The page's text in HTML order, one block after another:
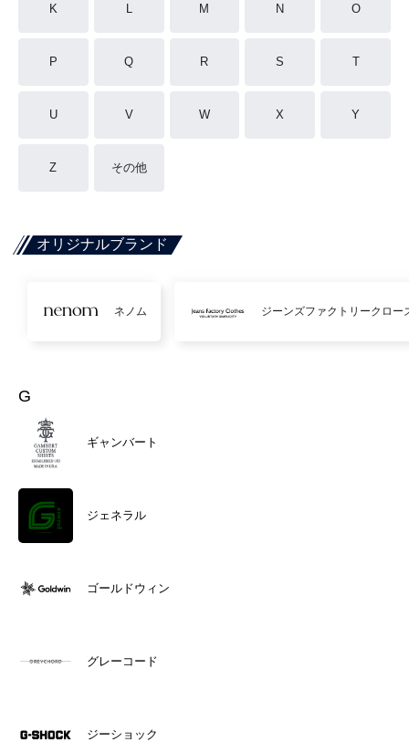
K L M N O
P Q R S T
U V W X Y
Z その他
オリジナルブランド
ネノム ジーンズファクトリークロー
G
ギャンバート
ジェネラル
ゴールドウィン
グレーコード
ジーショック